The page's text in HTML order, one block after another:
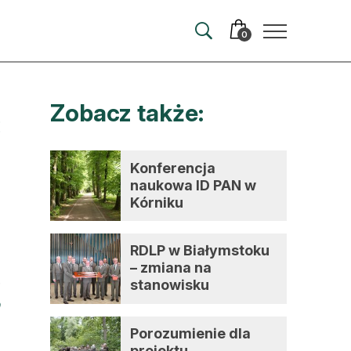
0
autorem
Zobacz także:
Konferencja
naukowa ID PAN w
Kórniku
RDLP w Białymstoku
– zmiana na
stanowisku
Porozumienie dla